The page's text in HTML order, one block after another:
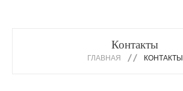
Контакты
ГЛАВНАЯ КОНТАКТЫ